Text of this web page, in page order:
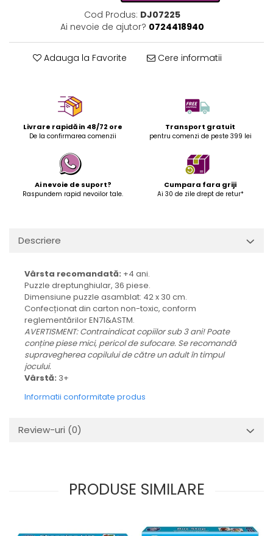
Cod Produs: DJ07225
Ai nevoie de ajutor? 0724418940
Adauga la Favorite Cere informatii
Livrare rapidă in 48/72 ore
De la confirmarea comenzii
Transport gratuit
pentru comenzi de peste 399 lei
Ai nevoie de suport?
Raspundem rapid nevoilor tale.
Cumpara fara griji
Ai 30 de zile drept de retur*
Descriere
Vârsta recomandată: +4 ani.
Puzzle dreptunghiular, 36 piese.
Dimensiune puzzle asamblat: 42 x 30 cm.
Confecționat din carton non-toxic, conform
reglementărilor EN71&ASTM.
AVERTISMENT: Contraindicat copiilor sub 3 ani! Poate
conține piese mici, pericol de sufocare. Se recomandă
supravegherea copilului de către un adult în timpul
jocului.
Vârstă: 3+
Informatii conformitate produs
Review-uri (0)
PRODUSE SIMILARE